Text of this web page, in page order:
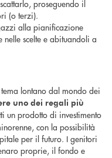
proseguendo il
(o terzi).
alla pianificazione
scelte e abituandoli a
lontano dal mondo dei
uno dei regali più
un prodotto di investimento
con la possibilità
per il futuro. I genitori
proprie, il fondo e